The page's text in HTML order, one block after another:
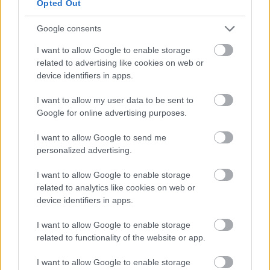
Opted Out
Google consents
I want to allow Google to enable storage
related to advertising like cookies on web or
device identifiers in apps.
I want to allow my user data to be sent to
Google for online advertising purposes.
I want to allow Google to send me
personalized advertising.
I want to allow Google to enable storage
related to analytics like cookies on web or
device identifiers in apps.
I want to allow Google to enable storage
related to functionality of the website or app.
I want to allow Google to enable storage
mesefoglalkozás - 2021. december 2.
Kálmán Imre Emlékház•2021. november 30.
Mesefoglalkozás karácsonyi mesékkel, zenével és
kézműveskedéssel minden apróságnak Időpont:
Kálmán Imre Emlékház, emelet A programon a
részvétel INGYENES. A programváltozás jogát
marketing célból kép- és…